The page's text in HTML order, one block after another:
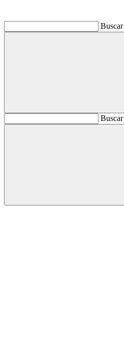
Buscar
Buscar